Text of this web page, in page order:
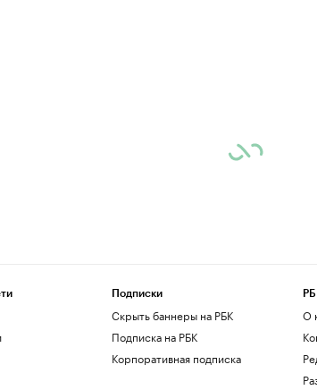
Подписки
Скрыть баннеры на РБК
Подписка на РБК
Корпоративная подписка
О